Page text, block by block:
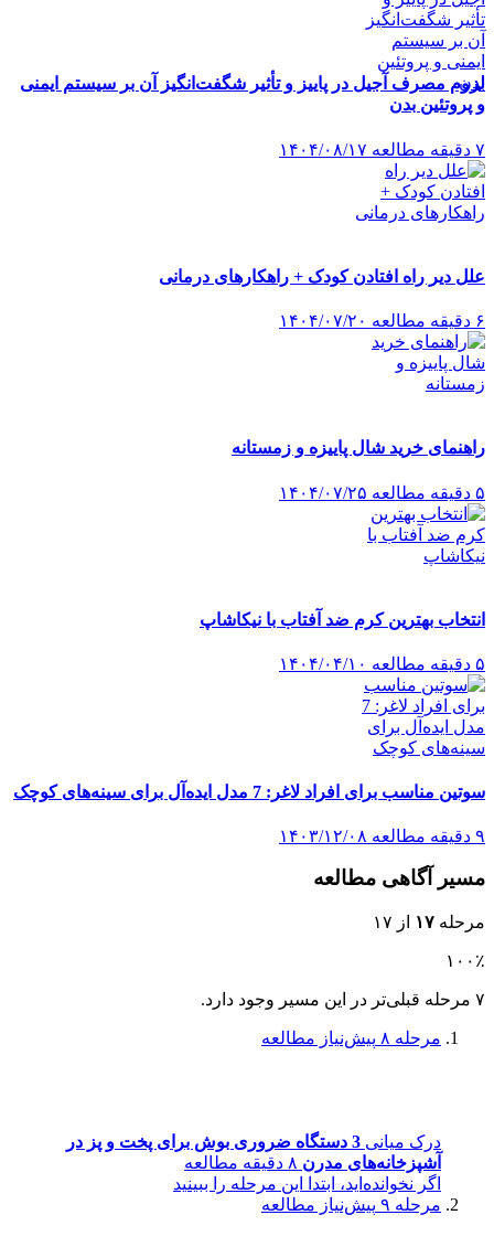
لزوم مصرف آجیل در پاییز و تأثیر شگفت‌انگیز آن بر سیستم ایمنی
و پروتئین بدن
۷ دقیقه مطالعه ۱۴۰۴/۰۸/۱۷
علل دیر راه افتادن کودک + راهکارهای درمانی
۶ دقیقه مطالعه ۱۴۰۴/۰۷/۲۰
راهنمای خرید شال پاییزه و زمستانه
۵ دقیقه مطالعه ۱۴۰۴/۰۷/۲۵
انتخاب بهترین کرم ضد آفتاب با نیکاشاپ
۵ دقیقه مطالعه ۱۴۰۴/۰۴/۱۰
سوتین مناسب برای افراد لاغر: 7 مدل ایده‌آل برای سینه‌های کوچک
۹ دقیقه مطالعه ۱۴۰۳/۱۲/۰۸
مسیر آگاهی مطالعه
مرحله ۱۷ از ۱۷
۱۰۰٪
۷ مرحله قبلی‌تر در این مسیر وجود دارد.
مرحله ۸ پیش‌نیاز مطالعه
درک میانی
3 دستگاه ضروری بوش برای پخت و پز در
آشپزخانه‌های مدرن ۸ دقیقه مطالعه
اگر نخوانده‌اید، ابتدا این مرحله را ببینید
مرحله ۹
پیش‌نیاز مطالعه